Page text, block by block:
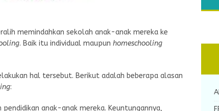
memindahkan sekolah anak-anak mereka ke
. Baik itu individual maupun homeschooling
hal tersebut. Berikut adalah beberapa alasan
:
anak-anak mereka. Keuntungannya,